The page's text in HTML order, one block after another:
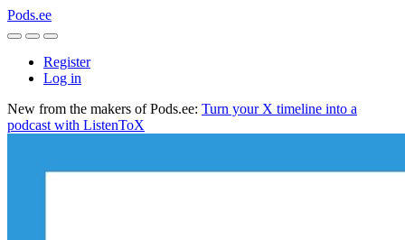
Pods.ee
Register
Log in
New from the makers of Pods.ee: Turn your X timeline into a
podcast with ListenToX